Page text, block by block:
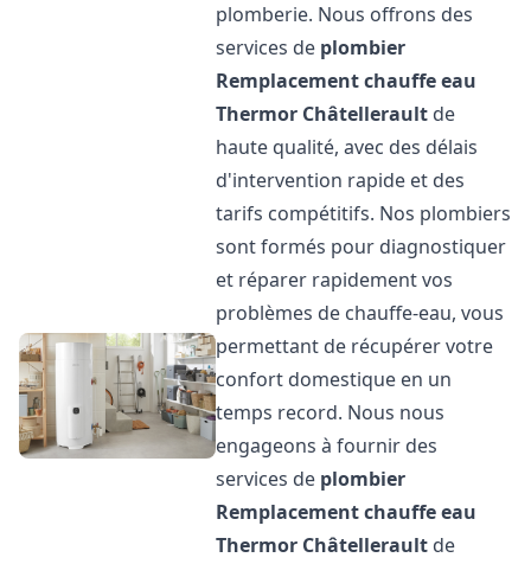
plomberie. Nous offrons des
services de plombier
Remplacement chauffe eau
Thermor Châtellerault de
haute qualité, avec des délais
d'intervention rapide et des
tarifs compétitifs. Nos plombiers
sont formés pour diagnostiquer
et réparer rapidement vos
problèmes de chauffe-eau, vous
permettant de récupérer votre
confort domestique en un
temps record. Nous nous
engageons à fournir des
services de plombier
Remplacement chauffe eau
Thermor Châtellerault de